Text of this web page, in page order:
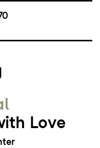
Love